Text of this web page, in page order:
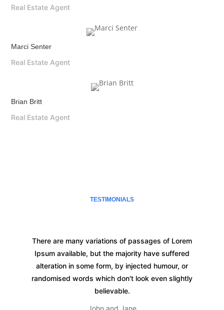
Real Estate Agent
Marci Senter
Real Estate Agent
Brian Britt
Real Estate Agent
TESTIMONIALS
There are many variations of passages of Lorem
Ipsum available, but the majority have suffered
alteration in some form, by injected humour, or
randomised words which don't look even slightly
believable.
John and Jane